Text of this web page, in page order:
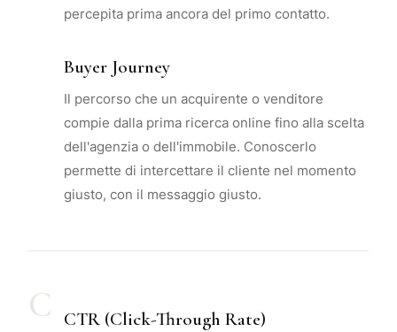
percepita prima ancora del primo contatto.
Buyer Journey
Il percorso che un acquirente o venditore
compie dalla prima ricerca online fino alla scelta
dell'agenzia o dell'immobile. Conoscerlo
permette di intercettare il cliente nel momento
giusto, con il messaggio giusto.
C CTR (Click-Through Rate)